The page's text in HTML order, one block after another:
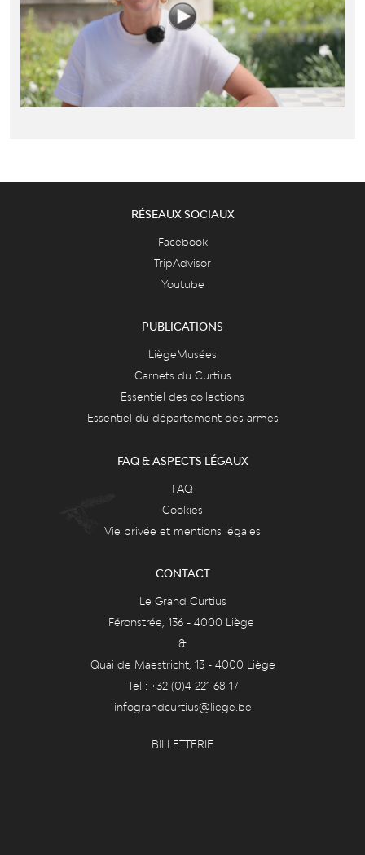
RÉSEAUX SOCIAUX
Facebook
TripAdvisor
Youtube
PUBLICATIONS
LiègeMusées
Carnets du Curtius
Essentiel des collections
Essentiel du département des armes
FAQ & ASPECTS LÉGAUX
FAQ
Cookies
Vie privée et mentions légales
CONTACT
Le Grand Curtius
Féronstrée, 136 - 4000 Liège
&
Quai de Maestricht, 13 - 4000 Liège
Tel : +32 (0)4 221 68 17
infograndcurtius@liege.be
BILLETTERIE